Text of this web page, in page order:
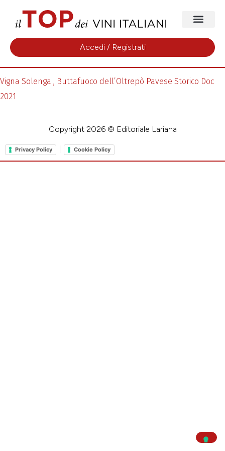
Accedi / Registrati
Vigna Solenga , Buttafuoco dell’Oltrepò Pavese Storico Doc
2021
Copyright 2026 © Editoriale Lariana
Privacy Policy Cookie Policy